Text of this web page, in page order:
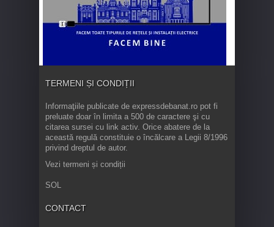
TERMENI ȘI CONDIȚII
Informaţiile publicate de expressdebanat.ro pot fi
preluate doar în limita a 500 de caractere şi cu
citarea sursei cu link activ. Orice abatere de la
această regulă constituie o încălcare a Legii 8/1996
privind dreptul de autor.
Vezi termeni și condiții
SOL
CONTACT